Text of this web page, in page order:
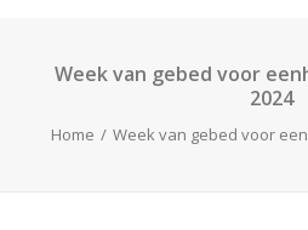
Week van gebed voor
2024
Home Week van gebed voor